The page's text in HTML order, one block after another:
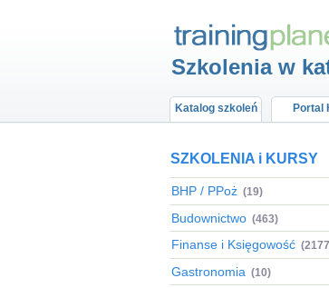
Szkolenia w
Katalog szkoleń Portal
SZKOLENIA i KURSY
BHP / PPoż (19)
Budownictwo (463)
Finanse i Księgowość
Gastronomia (10)